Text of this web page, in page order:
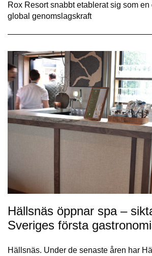
Rox Resort snabbt etablerat sig som en
global genomslagskraft
Hällsnäs öppnar spa –
Sveriges första
Hällsnäs. Under de senaste åren har